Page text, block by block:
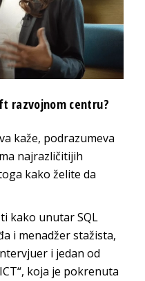
razvojnom centru?
kaže, podrazumeva
najrazličitijih
kako želite da
kako unutar SQL
i menadžer stažista,
i jedan od
koja je pokrenuta